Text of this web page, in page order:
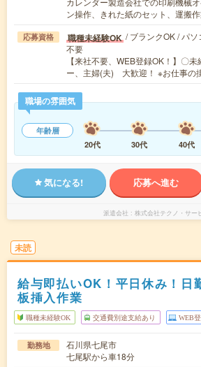
ン操作、きれた紙のセット、運搬
応募資格 職種未経験OK / ブランクOK / パ
不要
【来社不要、WEB登録OK！】〇
ー、主婦(夫) 大歓迎！ ※お仕事の
職場の雰囲気
年齢層
20代
30代 40代
気になる! 応募へ進む
派遣会社 株式会社テクノ・サー
未読
給与即払いOK！平日休み！日
板挿入作業
職種未経験OK 交通費別途支給あり WEB
勤務地
石川県七尾市
七尾駅から車18分